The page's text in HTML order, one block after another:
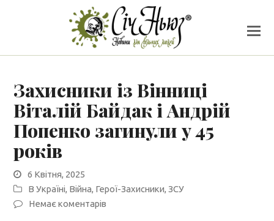
Захисники із Вінниці
Віталій Байдак і Андрій
Попенко загинули у 45
років
6 Квітня, 2025
В Україні, Війна, Герої-Захисники,ЗСУ
Немає коментарів